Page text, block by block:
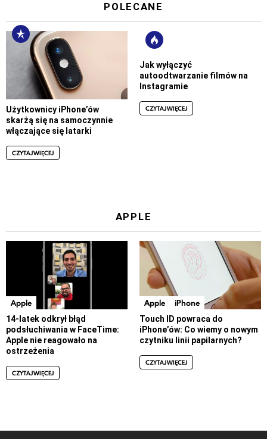
POLECANE
Użytkownicy iPhone’ów
skarżą się na samoczynnie
włączające się latarki
CZYTAJ WIĘCEJ
Jak wyłączyć
autoodtwarzanie filmów na
Instagramie
CZYTAJ WIĘCEJ
APPLE
Apple
14-latek odkrył błąd
podsłuchiwania w FaceTime:
Apple nie reagowało na
ostrzeżenia
CZYTAJ WIĘCEJ
Apple iPhone
Touch ID powraca do
iPhone’ów: Co wiemy o nowym
czytniku linii papilarnych?
CZYTAJ WIĘCEJ